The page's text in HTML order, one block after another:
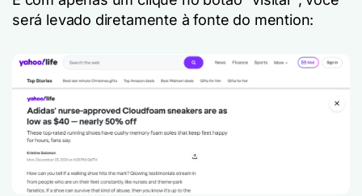
será levado diretamente à fonte do mention: